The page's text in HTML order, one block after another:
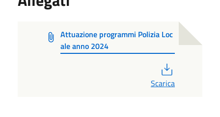
Attuazione programmi Polizia Loc
ale anno 2024
Scarica